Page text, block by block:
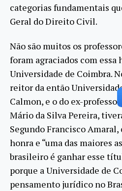
categorias fundamentais
Geral do Direito Civil.
Não são muitos os
foram agraciados com essa
Universidade de Coimbra.
reitor da então
Calmon, e o do ex-
Mário da Silva Pereira,
Segundo Francisco
honra e “uma das maiores
brasileiro é ganhar esse
porque a Universidade de
pensamento jurídico no